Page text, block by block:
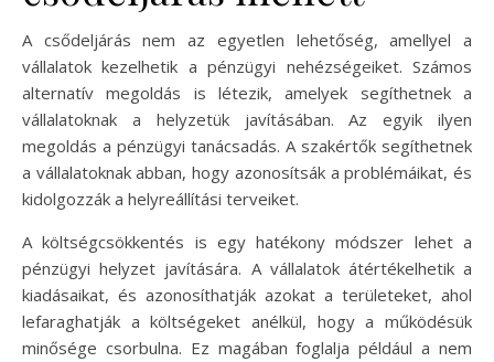
A csődeljárás nem az egyetlen lehetőség, amellyel a
vállalatok kezelhetik a pénzügyi nehézségeiket. Számos
alternatív megoldás is létezik, amelyek segíthetnek a
vállalatoknak a helyzetük javításában. Az egyik ilyen
megoldás a pénzügyi tanácsadás. A szakértők segíthetnek
a vállalatoknak abban, hogy azonosítsák a problémáikat, és
kidolgozzák a helyreállítási terveiket.
A költségcsökkentés is egy hatékony módszer lehet a
pénzügyi helyzet javítására. A vállalatok átértékelhetik a
kiadásaikat, és azonosíthatják azokat a területeket, ahol
lefaraghatják a költségeket anélkül, hogy a működésük
minősége csorbulna. Ez magában foglalja például a nem